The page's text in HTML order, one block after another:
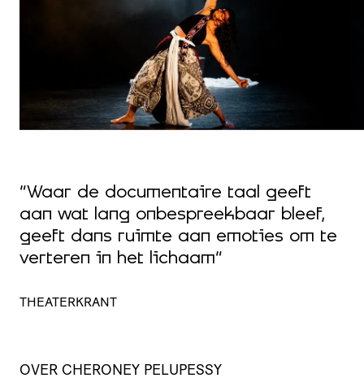
“Waar de documentaire taal geeft
aan wat lang onbespreekbaar bleef,
geeft dans ruimte aan emoties om te
verteren in het lichaam”
THEATERKRANT
OVER CHERONEY PELUPESSY